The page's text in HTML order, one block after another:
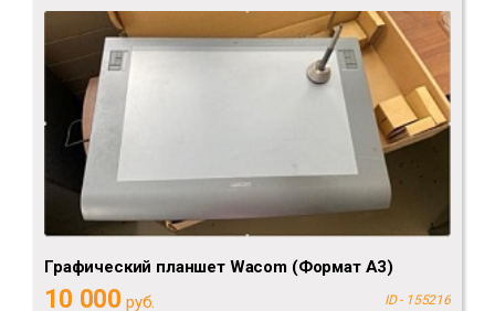
Графический планшет Wacom (Формат А3)
10 000 руб. ID - 155216